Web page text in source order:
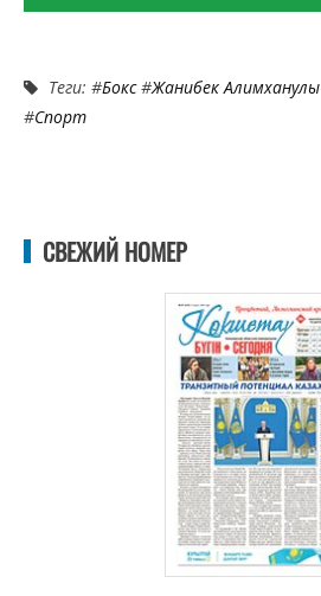
Теги: #Бокс#Жанибек Алимханулы
#Спорт
СВЕЖИЙ НОМЕР